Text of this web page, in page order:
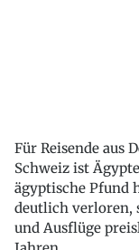
Für Reisende aus
Schweiz ist
ägyptische Pfund
deutlich verloren,
und Ausflüge